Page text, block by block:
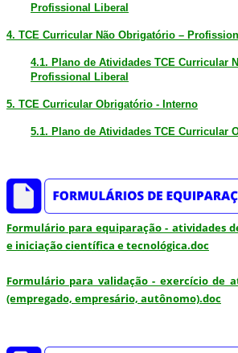
Profissional Liberal
4. TCE Curricular Não Obrigatório –
4.1. Plano de Atividades TCE Curricular
Profissional Liberal
5. TCE Curricular Obrigatório - Interno
5.1. Plano de Atividades TCE Curricular
Formulário para equiparação - atividades
e iniciação científica e tecnológica.doc
Formulário para validação - exercício de
(empregado, empresário, autônomo).doc